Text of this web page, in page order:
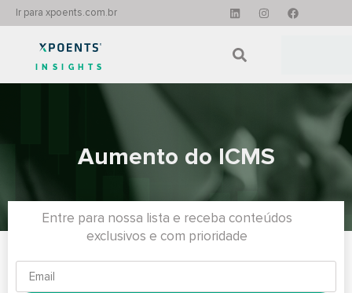
Ir para xpoents.com.br
INSIGHTS
Aumento do ICMS
Entre para nossa lista e receba conteúdos
exclusivos e com prioridade